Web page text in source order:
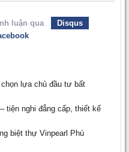
luận qua
Disqus
chọn lựa chủ đầu tư bất
tiện nghi đẳng cấp, thiết kế
biệt thự Vinpearl Phú